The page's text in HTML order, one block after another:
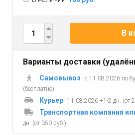
В
Варианты доставки
Самовывоз
с 11.08.2026 по
(бесплатно)
Курьер 11.08.2026 +1-2 дн. (от
Транспортная компания
дн. (от 350 руб.)